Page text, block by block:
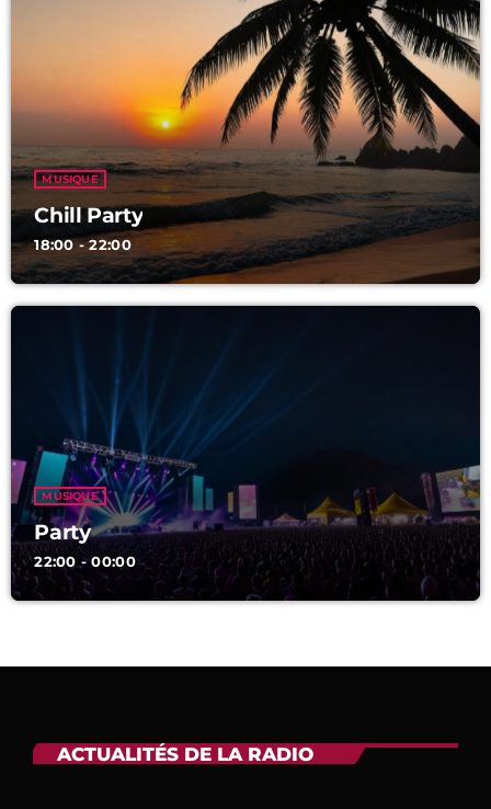
MUSIQUE
Chill Party
18:00 - 22:00
MUSIQUE
Party
22:00 - 00:00
ACTUALITÉS DE LA RADIO